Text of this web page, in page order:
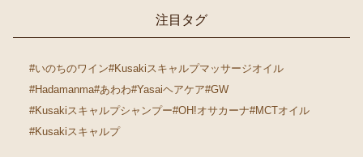
注目タグ
#いのちのワイン#Kusakiスキャルプマッサージオイル
#Hadamanma#あわわ#Yasaiヘアケア#GW
#Kusakiスキャルプシャンプー#OH!オサカーナ#MCTオイル
#Kusakiスキャルプ